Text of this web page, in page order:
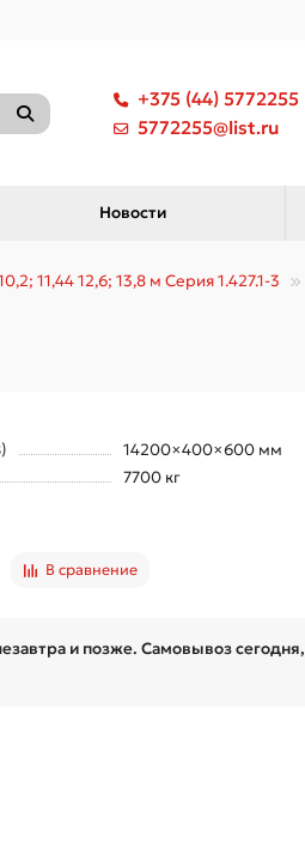
+375 (44) 5772255
5772255@list.ru
Новости
11,44 12,6; 13,8 м Серия 1.427.1-3
14200×400×600 мм
7700 кг
В сравнение
и позже. Самовывоз сегодня,